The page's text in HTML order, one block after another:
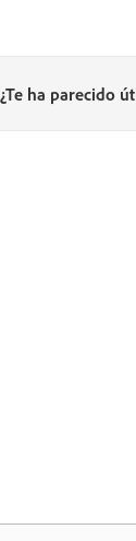
¿Te ha parecido